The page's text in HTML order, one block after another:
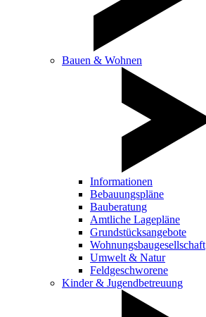
Bauen & Wohnen
Informationen
Bebauungspläne
Bauberatung
Amtliche Lagepläne
Grundstücksangebote
Wohnungsbaugesellschaft
Umwelt & Natur
Feldgeschworene
Kinder & Jugendbetreuung